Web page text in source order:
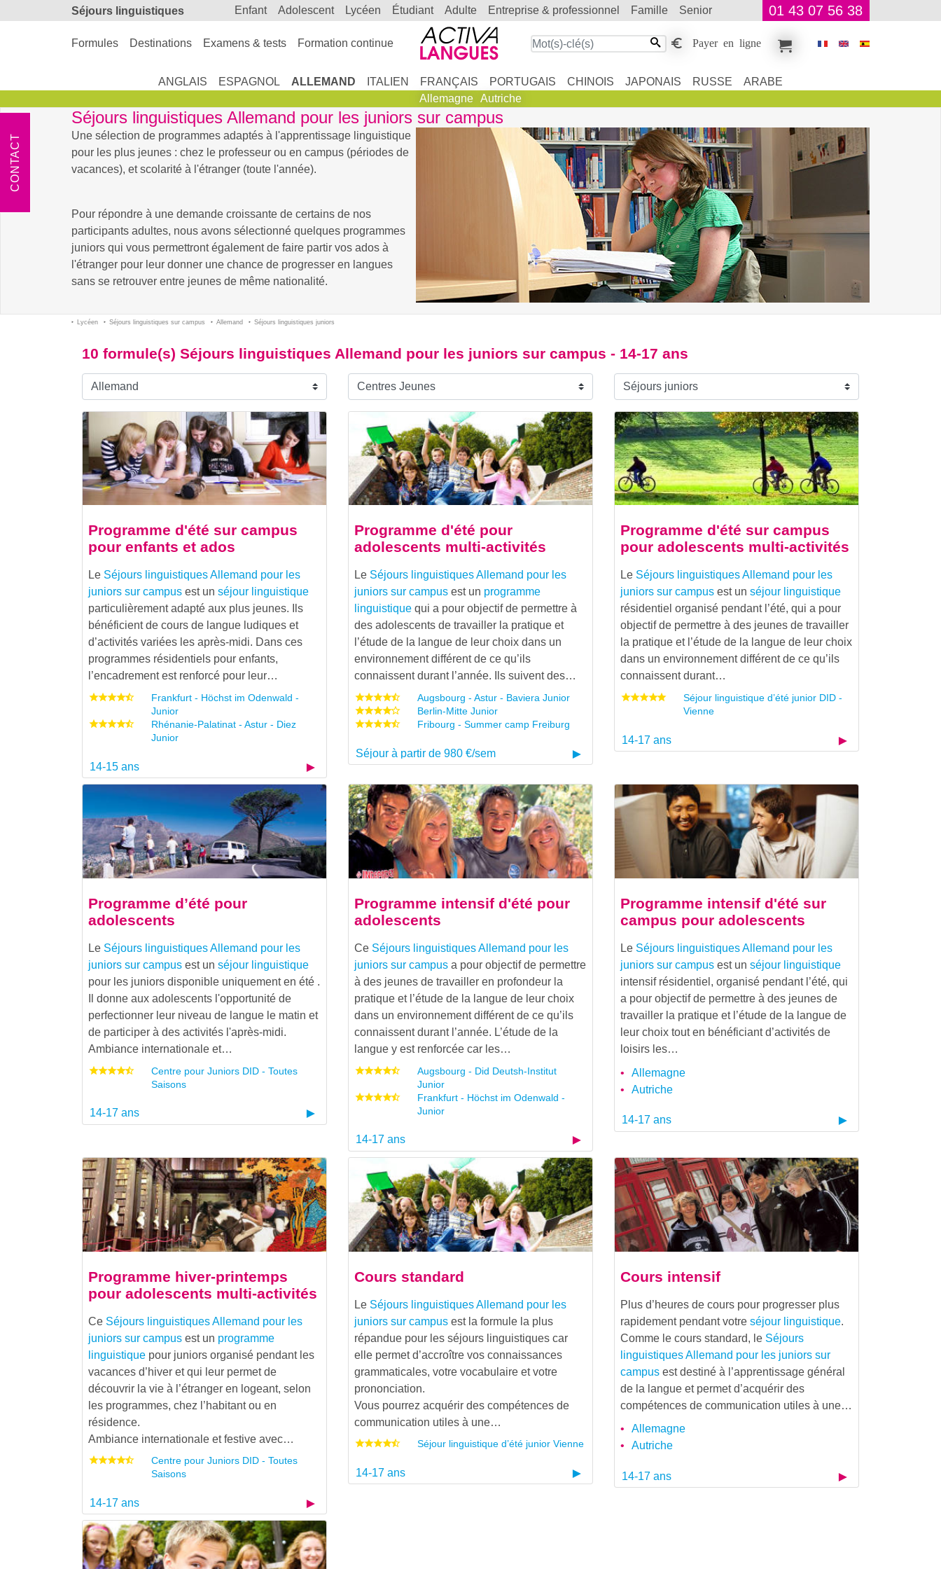
Séjours linguistiques enfant adolescent lycéen étudiant adulte entreprise & professionnel famille senior 01 43 07 56 38
Formules Destinations Examens & tests Formation continue Payer en ligne
ANGLAIS ESPAGNOL ALLEMAND ITALIEN FRANÇAIS PORTUGAIS CHINOIS JAPONAIS RUSSE
ARABE
Allemagne Autriche
Séjours linguistiques Allemand pour les juniors sur campus
Une sélection de programmes adaptés à l'apprentissage linguistique
pour les plus jeunes : chez le professeur ou en campus (périodes de
vacances), et scolarité à l'étranger (toute l'année).
Pour répondre à une demande croissante de certains de nos
participants adultes, nous avons sélectionné quelques programmes
juniors qui vous permettront également de faire partir vos ados à
l'étranger pour leur donner une chance de progresser en langues
sans se retrouver entre jeunes de même nationalité.
Lycéen Séjours linguistiques sur campus Allemand Séjours linguistiques juniors
10 formule(s) Séjours linguistiques Allemand pour les juniors sur campus - 14-17 ans
Programme d'été sur campus
pour enfants et ados
Le Séjours linguistiques Allemand pour les
juniors sur campus est un séjour linguistique
particulièrement adapté aux plus jeunes. Ils
bénéficient de cours de langue ludiques et
d’activités variées les après-midi. Dans ces
programmes résidentiels pour enfants,
l’encadrement est renforcé pour leur…
Frankfurt - Höchst im Odenwald -
Junior
Rhénanie-Palatinat - Astur - Diez
Junior
14-15 ans
Programme d'été pour
adolescents multi-activités
Le Séjours linguistiques Allemand pour les
juniors sur campusest un programme
linguistiquequi a pour objectif de permettre à
des adolescents de travailler la pratique et
l’étude de la langue de leur choix dans un
environnement différent de ce qu’ils
connaissent durant l’année. Ils suivent des…
Augsbourg - Astur - Baviera Junior
Berlin-Mitte Junior
Fribourg - Summer camp Freiburg
Séjour à partir de 980 €/sem
Programme d'été sur campus
pour adolescents multi-activités
Le Séjours linguistiques Allemand pour les
juniors sur campusest un séjour linguistique
résidentiel organisé pendant l’été, qui a pour
objectif de permettre à des jeunes de travailler
la pratique et l’étude de la langue de leur choix
dans un environnement différent de ce qu’ils
connaissent durant…
Séjour linguistique d’été junior DID -
Vienne
14-17 ans
Programme d’été pour
adolescents
Le Séjours linguistiques Allemand pour les
juniors sur campus est un séjour linguistique
pour les juniors disponible uniquement en été .
Il donne aux adolescents l'opportunité de
perfectionner leur niveau de langue le matin et
de participer à des activités l'après-midi.
Ambiance internationale et…
Centre pour Juniors DID - Toutes
Saisons
14-17 ans
Programme intensif d'été pour
adolescents
Ce Séjours linguistiques Allemand pour les
juniors sur campusa pour objectif de permettre
à des jeunes de travailler en profondeur la
pratique et l’étude de la langue de leur choix
dans un environnement différent de ce qu’ils
connaissent durant l’année. L’étude de la
langue y est renforcée car les…
Augsbourg - Did Deutsh-Institut
Junior
Frankfurt - Höchst im Odenwald -
Junior
14-17 ans
Programme intensif d'été sur
campus pour adolescents
Le Séjours linguistiques Allemand pour les
juniors sur campusest un séjour linguistique
intensif résidentiel, organisé pendant l’été, qui
a pour objectif de permettre à des jeunes de
travailler la pratique et l’étude de la langue de
leur choix tout en bénéficiant d’activités de
loisirs les…
Allemagne
Autriche
14-17 ans
Programme hiver-printemps
pour adolescents multi-activités
Ce Séjours linguistiques Allemand pour les
juniors sur campus est un programme
linguistique pour juniors organisé pendant les
vacances d’hiver et qui leur permet de
découvrir la vie à l’étranger en logeant, selon
les programmes, chez l’habitant ou en
résidence.
Ambiance internationale et festive avec…
Centre pour Juniors DID - Toutes
Saisons
14-17 ans
Cours standard
Le Séjours linguistiques Allemand pour les
juniors sur campusest la formule la plus
répandue pour les séjours linguistiques car
elle permet d’accroître vos connaissances
grammaticales, votre vocabulaire et votre
prononciation.
Vous pourrez acquérir des compétences de
communication utiles à une…
Séjour linguistique d’été junior Vienne
14-17 ans
Cours intensif
Plus d’heures de cours pour progresser plus
rapidement pendant votre séjour linguistique.
Comme le cours standard, le Séjours
linguistiques Allemand pour les juniors sur
campusest destiné à l’apprentissage général
de la langue et permet d’acquérir des
compétences de communication utiles à une…
Allemagne
Autriche
14-17 ans
CONTACT